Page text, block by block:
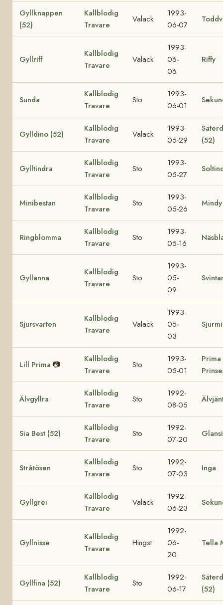
Gyllknappen
(52)
Kallblodig
Travare
Valack
1993-
06-07
Gyllriff
Kallblodig
Travare
Valack
1993-
06-
06
Riffy
Sunda
Kallblodig
Travare
Sto
1993-
06-01
Gylldino (52)
Kallblodig
Travare
Valack
1993-
05-29
(52)
Gylltindra
Kallblodig
Travare
Sto
1993-
05-27
Minibestan
Kallblodig
Travare
Sto
1993-
05-26
Mindy
Ringblomma
Kallblodig
Travare
Sto
1993-
05-16
Gyllanna
Kallblodig
Travare
Sto
1993-
05-
09
Sjursvarten
Kallblodig
Travare
Valack
1993-
05-
03
Lill Prima 📷
Kallblodig
Travare
Sto
1993-
05-01
Prima
Älvgyllra
Kallblodig
Travare
Sto
1992-
08-05
Sia Best (52)
Kallblodig
Travare
Sto
1992-
07-20
Stråtösen
Kallblodig
Travare
Sto
1992-
07-03
Inga
Gyllgrei
Kallblodig
Travare
Valack
1992-
06-23
Gyllnisse
Kallblodig
Travare
Hingst
1992-
06-
20
Tella
Gyllfina (52)
Kallblodig
Travare
Sto
1992-
06-17
(52)